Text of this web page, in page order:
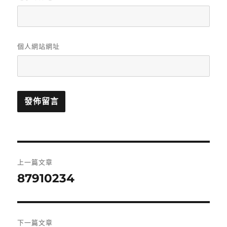
個人網站網址
章
覽
上一篇文章
上
篇
文
87910234
下一篇文章